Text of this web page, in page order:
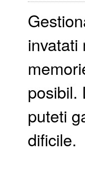
invatati
posibil.
puteti
dificile.